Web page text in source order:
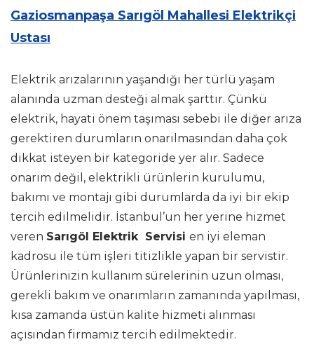
Gaziosmanpaşa Sarıgöl Mahallesi Elektrikçi
Ustası
Elektrik arızalarının yaşandığı her türlü yaşam
alanında uzman desteği almak şarttır. Çünkü
elektrik, hayati önem taşıması sebebi ile diğer arıza
gerektiren durumların onarılmasından daha çok
dikkat isteyen bir kategoride yer alır. Sadece
onarım değil, elektrikli ürünlerin kurulumu,
bakımı ve montajı gibi durumlarda da iyi bir ekip
tercih edilmelidir. İstanbul’un her yerine hizmet
veren Sarıgöl Elektrik Servisi en iyi eleman
kadrosu ile tüm işleri titizlikle yapan bir servistir.
Ürünlerinizin kullanım sürelerinin uzun olması,
gerekli bakım ve onarımların zamanında yapılması,
kısa zamanda üstün kalite hizmeti alınması
açısından firmamız tercih edilmektedir.